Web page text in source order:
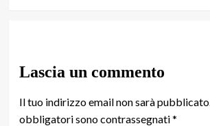
Lascia un commento
Il tuo indirizzo email non sarà pubblicato.
obbligatori sono contrassegnati*